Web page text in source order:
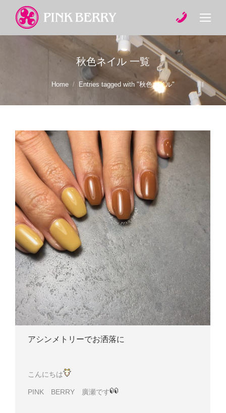
秋色ネイル 一覧
You are here:Home Entries tagged with "秋色ネイル"
アシンメトリーでお洒落に
こんにちは
PINK BERRY 廣瀬です